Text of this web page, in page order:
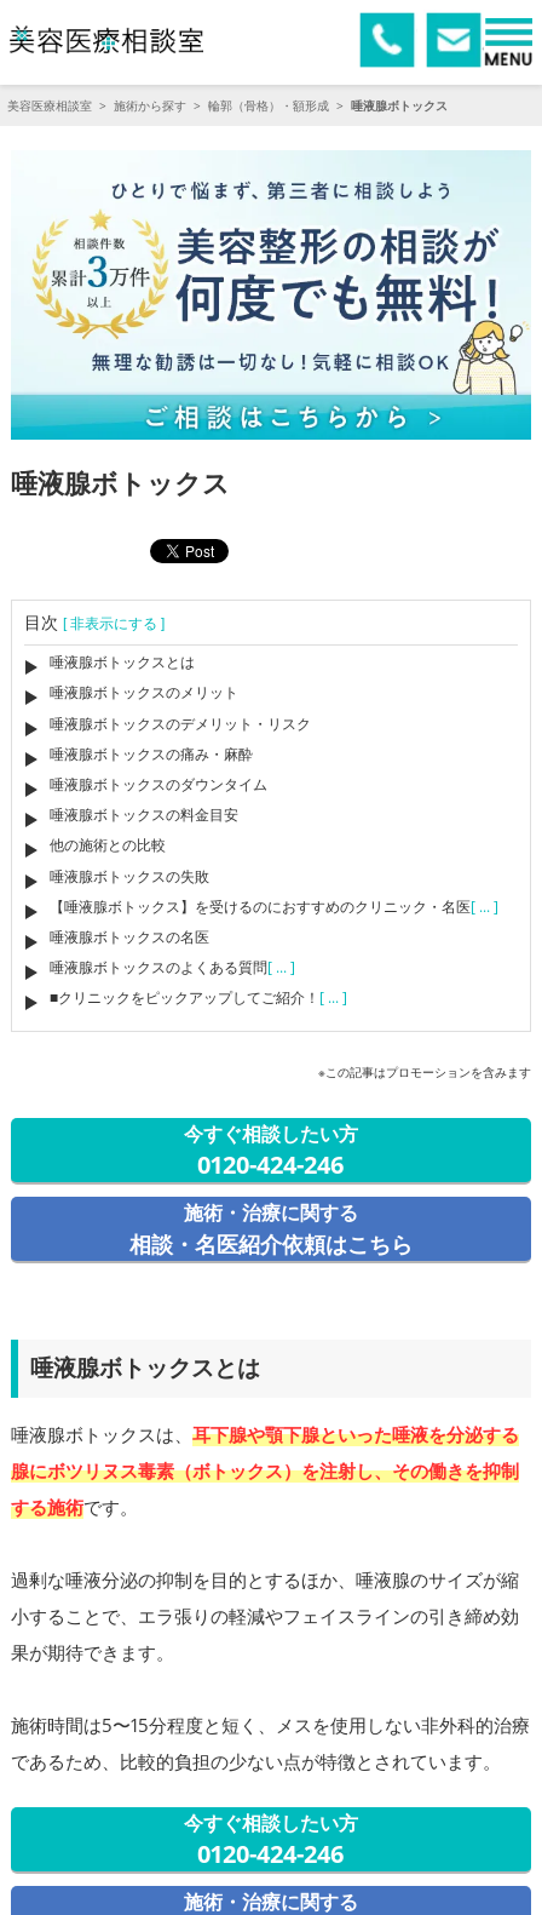
美容医療相談室 > 施術から探す > 輪郭（骨格）・額形成 > 唾液腺ボトックス
唾液腺ボトックス
目次[ 非表示にする ]
唾液腺ボトックスとは
唾液腺ボトックスのメリット
唾液腺ボトックスのデメリット・リスク
唾液腺ボトックスの痛み・麻酔
唾液腺ボトックスのダウンタイム
唾液腺ボトックスの料金目安
他の施術との比較
唾液腺ボトックスの失敗
【唾液腺ボトックス】を受けるのにおすすめのクリニック・名医[ ... ]
唾液腺ボトックスの名医
唾液腺ボトックスのよくある質問[ ... ]
■クリニックをピックアップしてご紹介！ [ ... ]
※この記事はプロモーションを含みます
今すぐ相談したい方
0120-424-246
施術・治療に関する
相談・名医紹介依頼はこちら
唾液腺ボトックスとは
唾液腺ボトックスは、 耳下腺や顎下腺といった唾液を分泌する
腺にボツリヌス毒素（ボトックス）を注射し、その働きを抑制
する施術です。
過剰な唾液分泌の抑制を目的とするほか、唾液腺のサイズが縮
小することで、エラ張りの軽減やフェイスラインの引き締め効
果が期待できます。
施術時間は5〜15分程度と短く、メスを使用しない非外科的治療
であるため、比較的負担の少ない点が特徴とされています。
今すぐ相談したい方
0120-424-246
施術・治療に関する